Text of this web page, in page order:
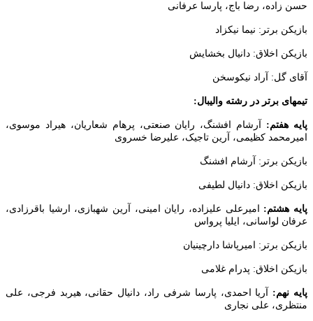
رضا باج، پارسا عرفانی
برتر: نیما نیکزاد
اخلاق: دانیال بخشایش
گل: آراد نیکوسخن
برتر در رشته والیبال:
هفتم:آرشام افشنگ، رایان صنعتی، پرهام شعاریان، هیراد موسوی،
کظیمی، آرین تاجیک، علیرضا خسروی
برتر: آرشام افشنگ
اخلاق: دانیال لطیفی
هشتم:امیرعلی علیزاده، رایان امینی، آرین شهبازی، ارشیا باقرزادی،
لواسانی، ایلیا پرواس
برتر: امیرپاشا دارچینیان
اخلاق: پدرام غلامی
نهم:آریا احمدی، پارسا شرفی راد، دانیال حقانی، هیربد فرجی، علی
علی نجاری